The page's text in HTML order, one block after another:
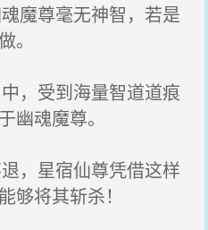
魔尊毫无神智，若是
。
，受到海量智道道痕
幽魂魔尊。
，星宿仙尊凭借这样
够将其斩杀！